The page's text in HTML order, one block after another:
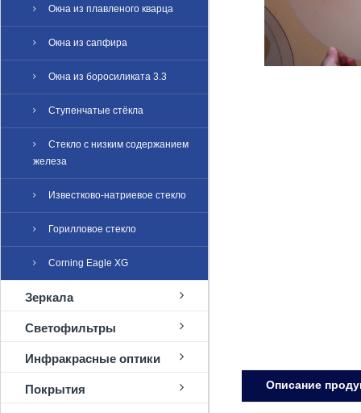
Окна из плавленого кварца
Окна из сапфира
Окна из боросиликата 3.3
Ступенчатые стёкла
Стекло с низким содержанием
железа
Известково-натриевое стекло
Горилловое стекло
Corning Eagle XG
Зеркала
Светофильтры
Инфракрасные оптики
Покрытия Oписание